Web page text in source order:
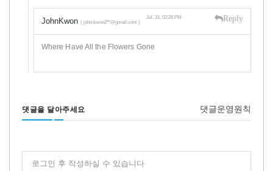
JohnKwon ( john.kwon2**@gmail.com )
Jul, 31, 02:28 PM Reply
Where Have All the Flowers Gone
댓글을 달아주세요 댓글운영원칙
로그인 후 작성하실 수 있습니다